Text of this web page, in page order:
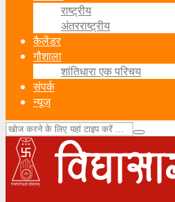
राष्ट्रीय
अंतरराष्ट्रीय
कैलेंडर
गौशाला
शांतिधारा एक परिचय
संपर्क
न्यूज़